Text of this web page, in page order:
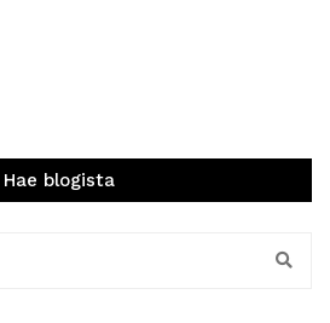
Hae blogista